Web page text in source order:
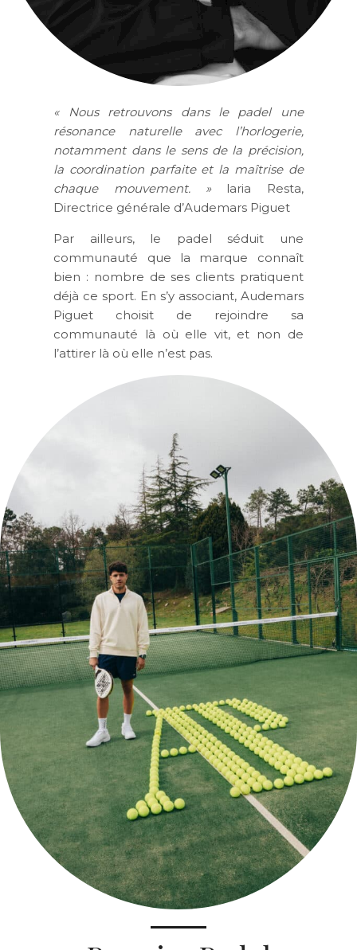
« Nous retrouvons dans le padel une
résonance naturelle avec l’horlogerie,
notamment dans le sens de la précision,
la coordination parfaite et la maîtrise de
chaque mouvement. » laria Resta,
Directrice générale d’Audemars Piguet
Par ailleurs, le padel séduit une
communauté que la marque connaît
bien : nombre de ses clients pratiquent
déjà ce sport. En s’y associant, Audemars
Piguet choisit de rejoindre sa
communauté là où elle vit, et non de
l’attirer là où elle n’est pas.